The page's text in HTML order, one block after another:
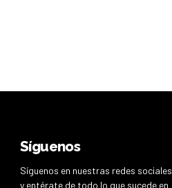
Síguenos
Síguenos en nuestras redes sociales
y entérate de todo lo que sucede en